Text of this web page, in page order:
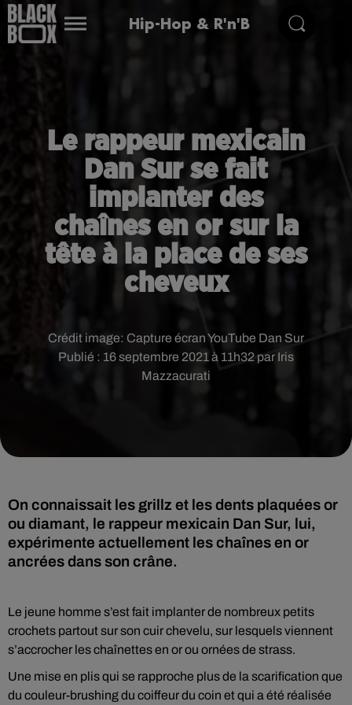
Hip-Hop & R'n'B
Le rappeur mexicain
Dan Sur se fait
implanter des
chaînes en or sur la
tête à la place de ses
cheveux
Publié : 16 septembre 2021 à 11h32 par Iris
Mazzacurati
Crédit image: Capture écran YouTube Dan Sur
On connaissait les grillz et les dents plaquées or
ou diamant, le rappeur mexicain Dan Sur, lui,
expérimente actuellement les chaînes en or
ancrées dans son crâne.
Le jeune homme s’est fait implanter de nombreux petits
crochets partout sur son cuir chevelu, sur lesquels viennent
s’accrocher les chaînettes en or ou ornées de strass.
Une mise en plis qui se rapproche plus de la scarification que
du couleur-brushing du coiffeur du coin et qui a été réalisée